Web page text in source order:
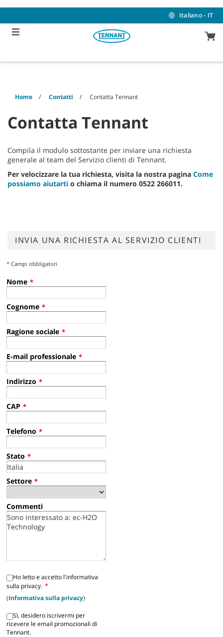
content
navigation
menu
Italiano - IT
Home Contatti Contatta Tennant
Contatta Tennant
Compila il modulo sottostante per inviare una richiesta
generale al team del Servizio clienti di Tennant.
Per velocizzare la tua richiesta, visita la nostra pagina Come
possiamo aiutarti o chiama il numero 0522 266011.
INVIA UNA RICHIESTA AL SERVIZIO CLIENTI
* Campi obbligatori
Nome *
Cognome *
Ragione sociale *
E-mail professionale *
Indirizzo *
CAP *
Telefono *
Stato *
Settore *
Commenti
Ho letto e accetto l'informativa
sulla privacy. *
(Informativa sulla privacy)
Sì, desidero iscrivermi per
ricevere le email promozionali di
Tennant.